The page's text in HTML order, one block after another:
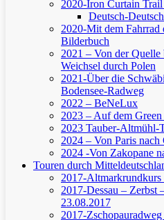
2020-Iron Curtain Trail
Deutsch-
2020-Mit dem Fahrrad
Bilderbuch
2021 – Von der
Weichsel durch Polen
2021-Über die
Bodensee-Radweg
2022 – BeNeLux
2023 – Auf dem
2023 Tauber-Altmühl-
2024 – Von Paris nach
2024 -Von Zakopane
Touren durch
2017-Altmarkrundkurs
2017-Dessau – Zerbst
23.08.2017
2017-